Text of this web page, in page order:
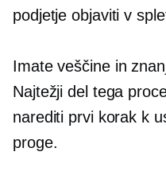
podjetje objaviti v
Imate veščine in
Najtežji del tega
narediti prvi korak k
proge.